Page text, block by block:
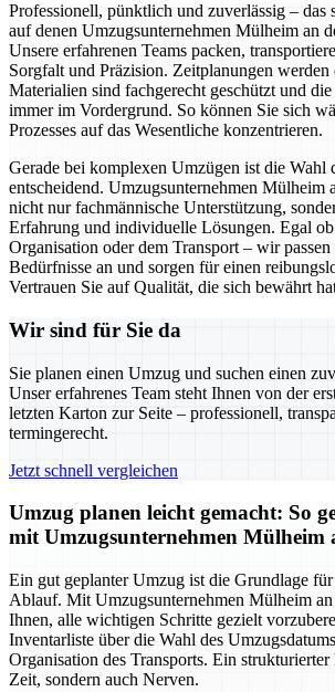
Professionell, pünktlich und zuverlässig – das
auf denen Umzugsunternehmen Mülheim an
Unsere erfahrenen Teams packen,
Sorgfalt und Präzision. Zeitplanungen werden
Materialien sind fachgerecht geschützt und
immer im Vordergrund. So können Sie sich
Prozesses auf das Wesentliche konzentrieren.
Gerade bei komplexen Umzügen ist die Wahl
entscheidend. Umzugsunternehmen Mülheim
nicht nur fachmännische Unterstützung,
Erfahrung und individuelle Lösungen. Egal
Organisation oder dem Transport – wir passen
Bedürfnisse an und sorgen für einen
Vertrauen Sie auf Qualität, die sich bewährt
Wir sind für Sie da
Sie planen einen Umzug und suchen einen
Unser erfahrenes Team steht Ihnen von der
letzten Karton zur Seite – professionell,
termingerecht.
Jetzt schnell vergleichen
Umzug planen leicht gemacht: So
mit Umzugsunternehmen Mülheim
Ein gut geplanter Umzug ist die Grundlage
Ablauf. Mit Umzugsunternehmen Mülheim
Ihnen, alle wichtigen Schritte gezielt
Inventarliste über die Wahl des
Organisation des Transports. Ein
Zeit, sondern auch Nerven.